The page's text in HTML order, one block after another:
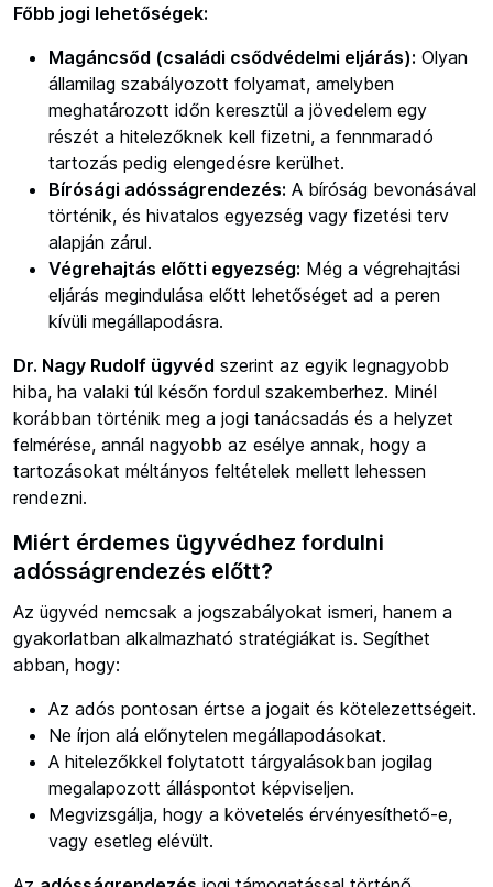
Főbb jogi lehetőségek:
Magáncsőd (családi csődvédelmi eljárás): Olyan
államilag szabályozott folyamat, amelyben
meghatározott időn keresztül a jövedelem egy
részét a hitelezőknek kell fizetni, a fennmaradó
tartozás pedig elengedésre kerülhet.
Bírósági adósságrendezés: A bíróság bevonásával
történik, és hivatalos egyezség vagy fizetési terv
alapján zárul.
Végrehajtás előtti egyezség: Még a végrehajtási
eljárás megindulása előtt lehetőséget ad a peren
kívüli megállapodásra.
Dr. Nagy Rudolf ügyvéd szerint az egyik legnagyobb
hiba, ha valaki túl későn fordul szakemberhez. Minél
korábban történik meg a jogi tanácsadás és a helyzet
felmérése, annál nagyobb az esélye annak, hogy a
tartozásokat méltányos feltételek mellett lehessen
rendezni.
Miért érdemes ügyvédhez fordulni
adósságrendezés előtt?
Az ügyvéd nemcsak a jogszabályokat ismeri, hanem a
gyakorlatban alkalmazható stratégiákat is. Segíthet
abban, hogy:
Az adós pontosan értse a jogait és kötelezettségeit.
Ne írjon alá előnytelen megállapodásokat.
A hitelezőkkel folytatott tárgyalásokban jogilag
megalapozott álláspontot képviseljen.
Megvizsgálja, hogy a követelés érvényesíthető-e,
vagy esetleg elévült.